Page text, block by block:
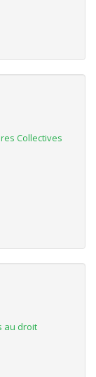
Collectives
au droit